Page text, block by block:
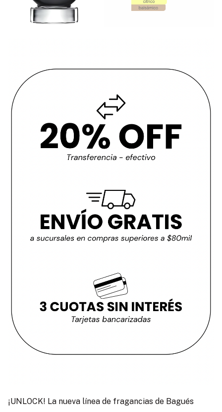
¡UNLOCK! La nueva línea de fragancias de Bagués